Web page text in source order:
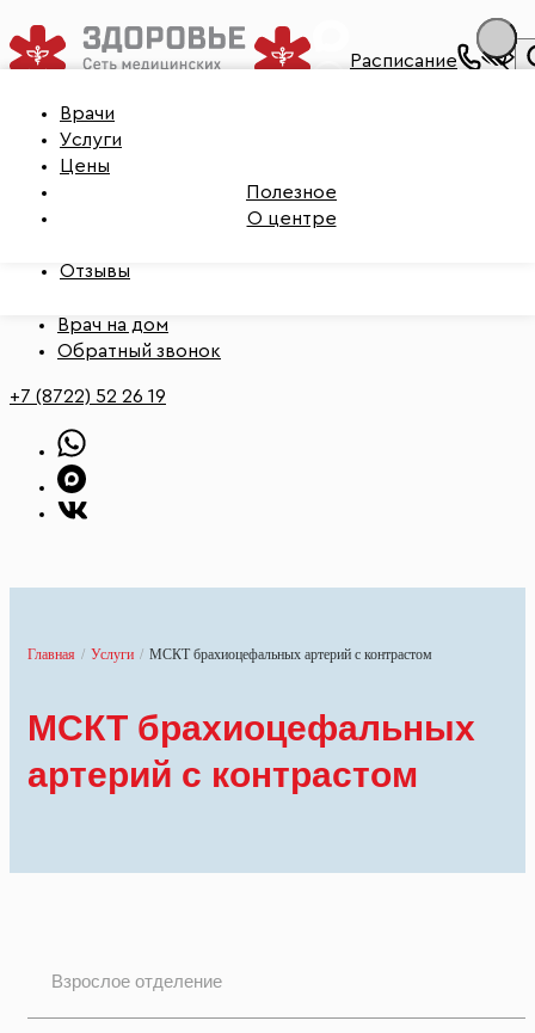
Расписание
Врачи
Цены
Полезное
О центре
Отзывы
Записаться на приём
Врачи
Услуги
Цены
Полезное
О центре
Врач на дом
Обратный звонок
+7 (8722) 52 26 19
Главная / Услуги / МСКТ брахиоцефальных артерий с контрастом
МСКТ брахиоцефальных
артерий с контрастом
Взрослое отделение